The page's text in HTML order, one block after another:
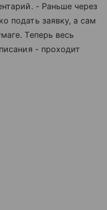
- Раньше через
подать заявку, а сам
Теперь весь
- проходит